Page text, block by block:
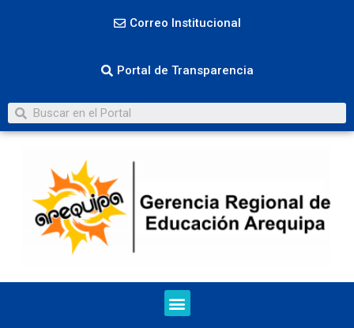
Correo Institucional
Portal de Transparencia